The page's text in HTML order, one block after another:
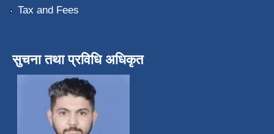
Tax and Fees
सुचना तथा प्रविधि अधिकृत